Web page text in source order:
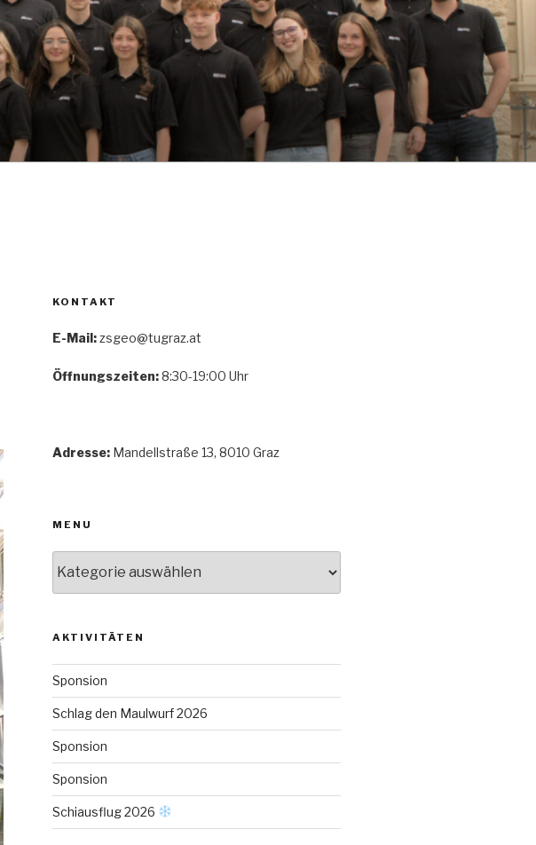
KONTAKT
E-Mail:zsgeo@tugraz.at
Öffnungszeiten:8:30-19:00 Uhr
Adresse:Mandellstraße 13, 8010 Graz
MENU
AKTIVITÄTEN
Sponsion
Schlag den Maulwurf 2026
Sponsion
Sponsion
Schiausflug 2026